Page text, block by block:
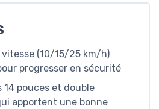
(10/15/25 km/h)
progresser en sécurité
14 pouces et double
apportent une bonne